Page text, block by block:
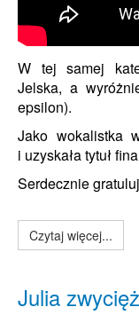
W tej samej
Jelska, a
epsilon).
Jako wokalistka
i uzyskała tytuł
Serdecznie
Czytaj więcej...
Julia